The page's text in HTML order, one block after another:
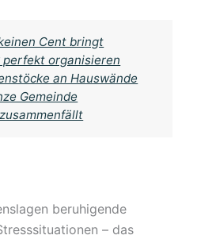
Cent bringt
perfekt organisieren
an Hauswände
Gemeinde
beruhigende
– das